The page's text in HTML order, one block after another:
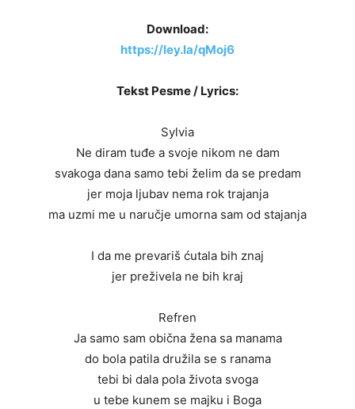
Download:
https://ley.la/qMoj6
Tekst Pesme / Lyrics:
Sylvia
Ne diram tuđe a svoje nikom ne dam
svakoga dana samo tebi želim da se predam
jer moja ljubav nema rok trajanja
ma uzmi me u naručje umorna sam od stajanja
I da me prevariš ćutala bih znaj
jer preživela ne bih kraj
Refren
Ja samo sam obična žena sa manama
do bola patila družila se s ranama
tebi bi dala pola života svoga
u tebe kunem se majku i Boga